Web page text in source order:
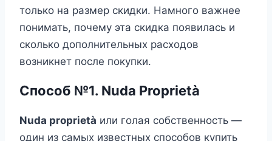
только на размер скидки. Намного важнее
понимать, почему эта скидка появилась и
сколько дополнительных расходов
возникнет после покупки.
Способ №1. Nuda Proprietà
Nuda proprietà или голая собственность —
один из самых известных способов купить